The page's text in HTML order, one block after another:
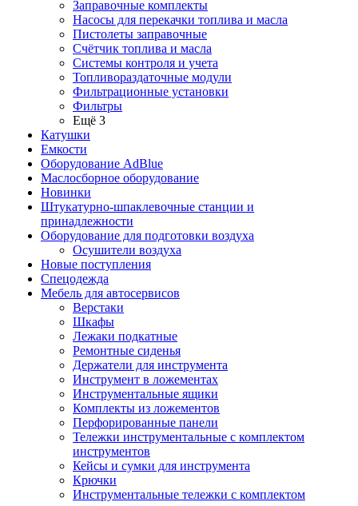
Заправочные комплекты
Насосы для перекачки топлива и масла
Пистолеты заправочные
Счётчик топлива и масла
Системы контроля и учета
Топливораздаточные модули
Фильтрационные установки
Фильтры
Ещё 3
Катушки
Емкости
Оборудование AdBlue
Маслосборное оборудование
Новинки
Штукатурно-шпаклевочные станции и
принадлежности
Оборудование для подготовки воздуха
Осушители воздуха
Новые поступления
Спецодежда
Мебель для автосервисов
Верстаки
Шкафы
Лежаки подкатные
Ремонтные сиденья
Держатели для инструмента
Инструмент в ложементах
Инструментальные ящики
Комплекты из ложементов
Перфорированные панели
Тележки инструментальные с комплектом
инструментов
Кейсы и сумки для инструмента
Крючки
Инструментальные тележки с комплектом